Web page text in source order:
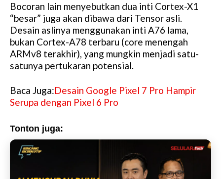
Bocoran lain menyebutkan dua inti Cortex-X1
“besar” juga akan dibawa dari Tensor asli.
Desain aslinya menggunakan inti A76 lama,
bukan Cortex-A78 terbaru (core menengah
ARMv8 terakhir), yang mungkin menjadi satu-
satunya pertukaran potensial.
Baca Juga:Desain Google Pixel 7 Pro Hampir
Serupa dengan Pixel 6 Pro
Tonton juga: